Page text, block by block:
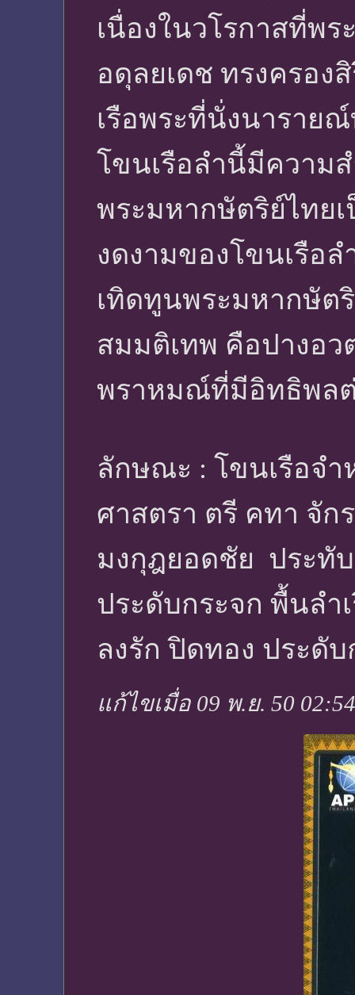
เนื่องในวโรกาสที่พ
อดุลยเดช ทรงครอ
เรือพระที่นั่งนาราย
โขนเรือลำนี้มีความ
พระมหากษัตริย์ไทย
งดงามของโขนเรือ
เทิดทูนพระมหากษัต
สมมติเทพ คือปางอว
พราหมณ์ที่มีอิทธิพล
ลักษณะ : โขนเรือจ
ศาสตรา ตรี คทา จัก
มงกุฎยอดชัย ประทั
ประดับกระจก พื้นลำ
ลงรัก ปิดทอง ประดั
แก้ไขเมื่อ 09 พ.ย. 50